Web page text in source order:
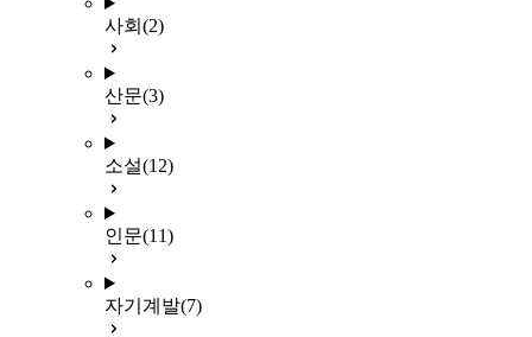
사회 (2)
산문(3)
소설(12)
인문(11)
자기계발(7)